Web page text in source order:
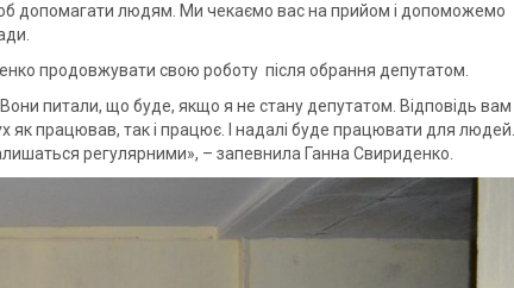
допомагати людям. Ми чекаємо вас на прийом і допоможемо
продовжувати свою роботу після обрання депутатом.
питали, що буде, якщо я не стану депутатом. Відповідь вам
як працював, так і працює. І надалі буде працювати для людей. І
регулярними», – запевнила Ганна Свириденко.